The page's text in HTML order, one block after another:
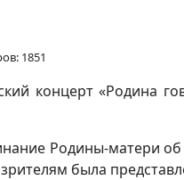
1851
концерт «Родина
Родины-матери об
была